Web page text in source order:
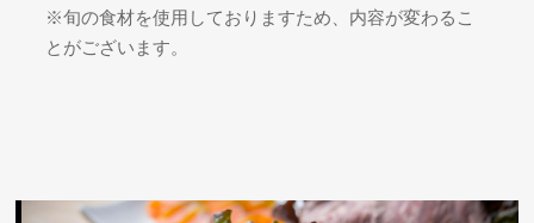
※旬の食材を使用しておりますため、内容が変わるこ
とがございます。